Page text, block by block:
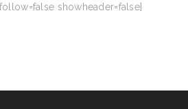
showheader=false]